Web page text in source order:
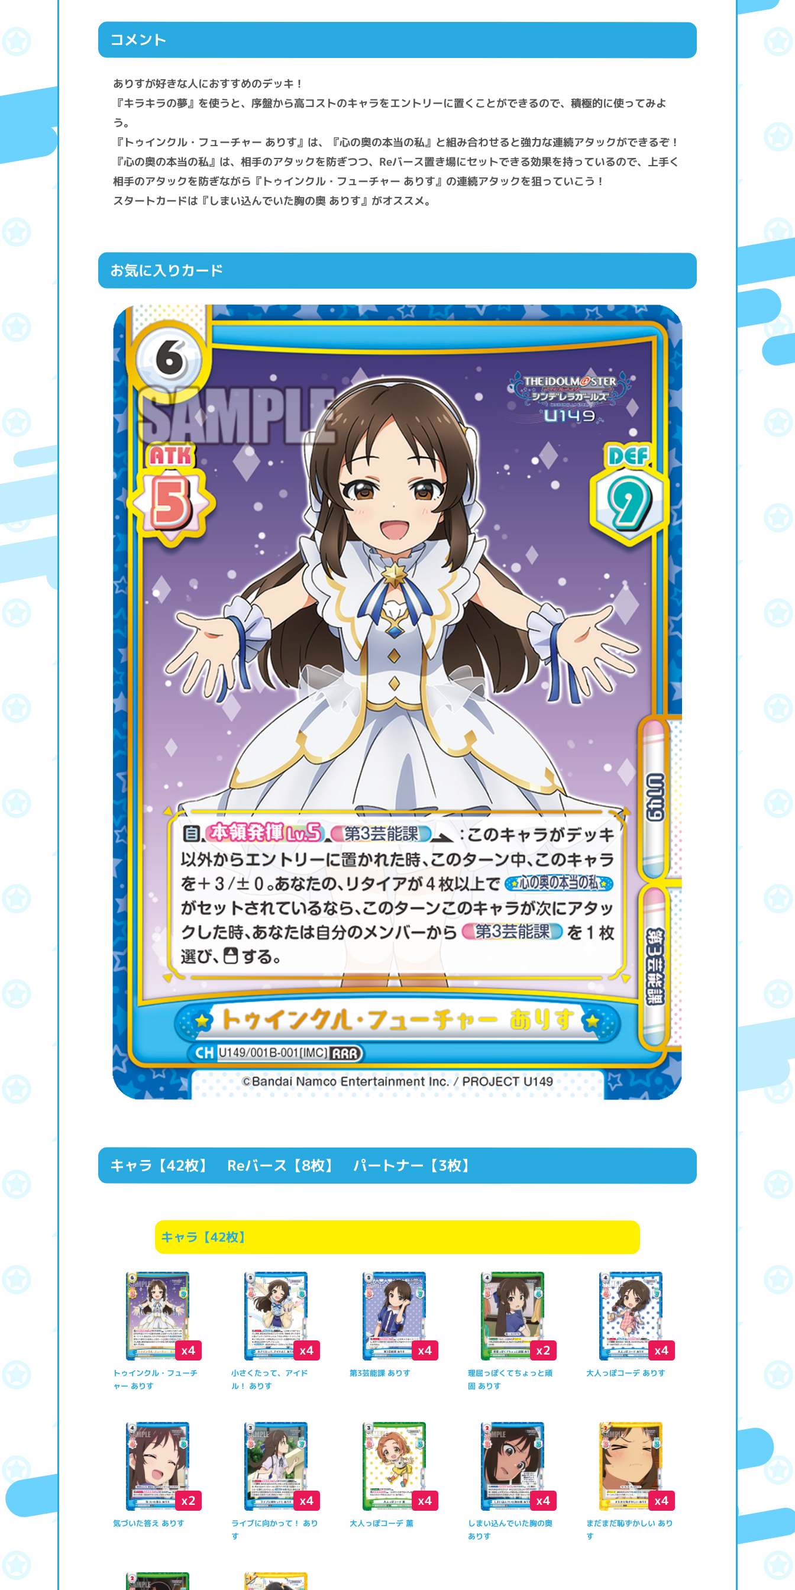
コメント
ありすが好きな人におすすめのデッキ！
『キラキラの夢』を使うと、序盤から高コストのキャラをエントリーに置くことができるので、積極的に使ってみよ
う。
『トゥインクル・フューチャー ありす』は、『心の奥の本当の私』と組み合わせると強力な連続アタックができるぞ！
『心の奥の本当の私』は、相手のアタックを防ぎつつ、Reバース置き場にセットできる効果を持っているので、上手く
相手のアタックを防ぎながら『トゥインクル・フューチャー ありす』の連続アタックを狙っていこう！
スタートカードは『しまい込んでいた胸の奥 ありす』がオススメ。
お気に入りカード
キャラ【42枚】 Reバース【8枚】 パートナー【3枚】
キャラ【42枚】
x4
トゥインクル・フューチ
ャー ありす
x4
小さくたって、アイド
ル！ ありす
x4
第3芸能課 ありす
x2
理屈っぽくてちょっと頑
固 ありす
x4
大人っぽコーデ ありす
x2
気づいた答え ありす
x4
ライブに向かって！ あり
す
x4
大人っぽコーデ 薫
x4
しまい込んでいた胸の奥
ありす
x4
まだまだ恥ずかしい あり
す